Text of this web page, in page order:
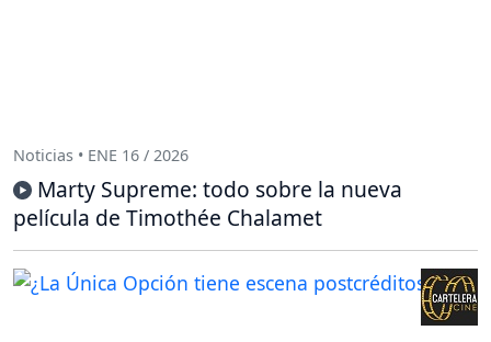
Noticias • ENE 16 / 2026
Marty Supreme: todo sobre la nueva
película de Timothée Chalamet